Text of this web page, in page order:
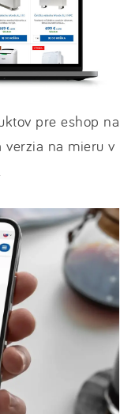
pre eshop na
verzia na mieru v